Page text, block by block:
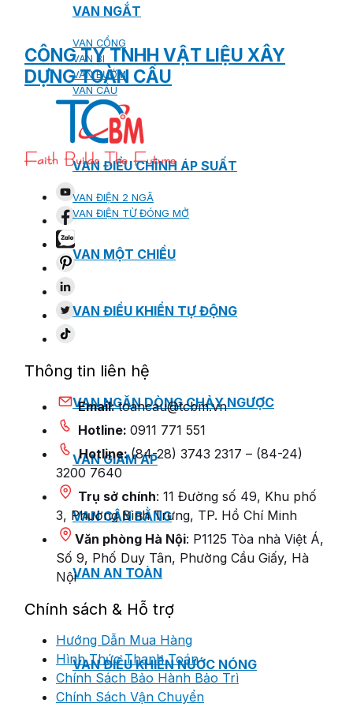
VAN NGẮT
VAN CỔNG
VAN BI
VAN BƯỚM
VAN CẦU
VAN ĐIỀU CHỈNH ÁP SUẤT
VAN ĐIỆN 2 NGÃ
VAN ĐIỆN TỪ ĐÓNG MỞ
VAN MỘT CHIỀU
VAN ĐIỀU KHIỂN TỰ ĐỘNG
VAN NGĂN DÒNG CHẢY NGƯỢC
VAN GIẢM ÁP
VAN CÂN BẰNG
VAN AN TOÀN
VAN ĐIỀU KHIỂN NƯỚC NÓNG
CÔNG TY TNHH VẬT LIỆU XÂY
DỰNG TOÀN CẦU
Thông tin liên hệ
Email:toancau@tcbm.vn
Hotline: 0911 771 551
Hotline:(84-28) 3743 2317 – (84-24)
3200 7640
Trụ sở chính: 11 Đường số 49, Khu phố
3, Phường Bình Trưng, TP. Hồ Chí Minh
Văn phòng Hà Nội: P1125 Tòa nhà Việt Á,
Số 9, Phố Duy Tân, Phường Cầu Giấy, Hà
Nội
Chính sách & Hỗ trợ
Hướng Dẫn Mua Hàng
Hình Thức Thanh Toán
Chính Sách Bảo Hành Bảo Trì
Chính Sách Vận Chuyển